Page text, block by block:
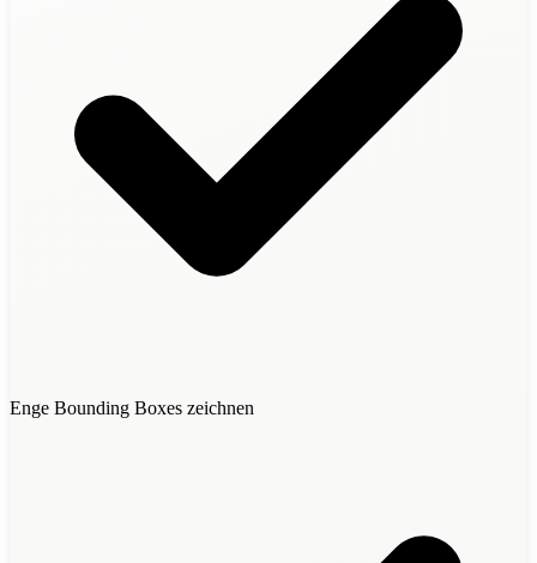
Enge Bounding Boxes zeichnen